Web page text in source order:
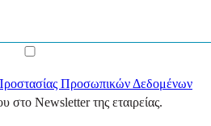
Προσωπικών Δεδομένων
στο Newsletter της εταιρείας.